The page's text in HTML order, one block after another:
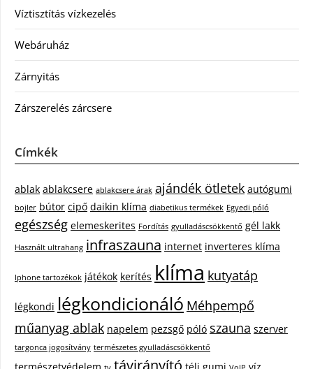
Víztisztítás vízkezelés
Webáruház
Zárnyitás
Zárszerelés zárcsere
Címkék
ablak ablakcsere ablakcsere árak ajándék ötletek autógumi
bojler bútor cipő daikin klíma diabetikus termékek Egyedi póló
egészség elemeskerites Fordítás gyulladáscsökkentő gél lakk
Használt ultrahang infraszauna internet inverteres klíma
Iphone tartozékok játékok kerítés klíma kutyatáp
légkondi légkondicionáló Méhpempő
műanyag ablak napelem pezsgő póló szauna szerver
targonca jogosítvány természetes gyulladáscsökkentő
távirányító